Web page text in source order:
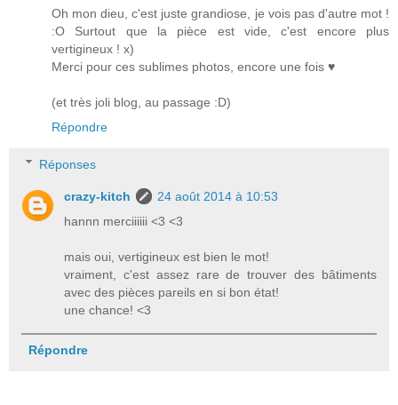
Oh mon dieu, c'est juste grandiose, je vois pas d'autre mot !
:O Surtout que la pièce est vide, c'est encore plus
vertigineux ! x)
Merci pour ces sublimes photos, encore une fois ♥
(et très joli blog, au passage :D)
Répondre
Réponses
crazy-kitch
24 août 2014 à 10:53
hannn merciiiiii <3 <3
mais oui, vertigineux est bien le mot!
vraiment, c'est assez rare de trouver des bâtiments
avec des pièces pareils en si bon état!
une chance! <3
Répondre